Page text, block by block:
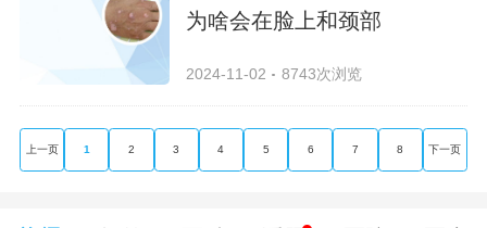
为啥会在脸上和颈部
2024-11-02 8743次浏览
上一页 1 2 3 4 5 6 7 8 下一页